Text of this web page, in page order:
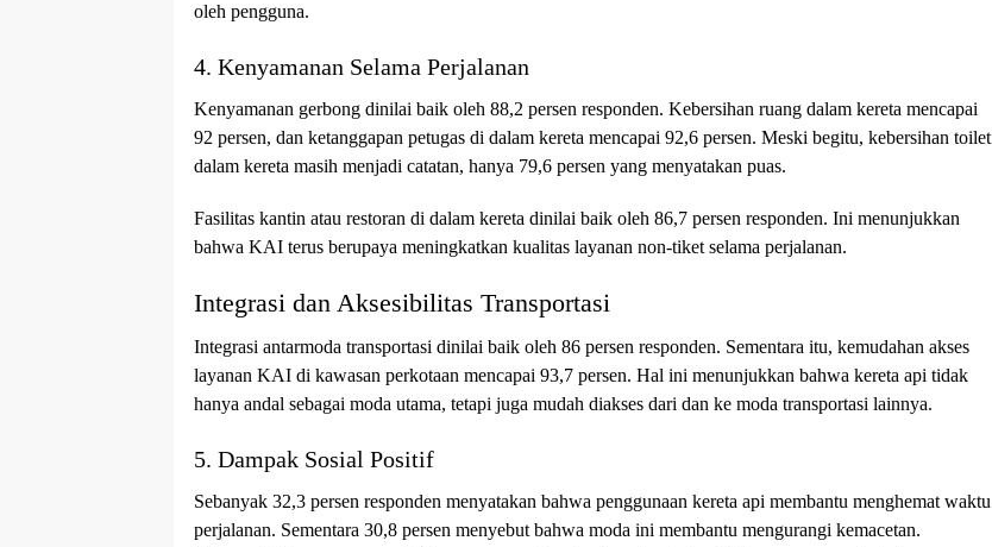
oleh pengguna.
4. Kenyamanan Selama Perjalanan
Kenyamanan gerbong dinilai baik oleh 88,2 persen responden. Kebersihan ruang dalam kereta mencapai
92 persen, dan ketanggapan petugas di dalam kereta mencapai 92,6 persen. Meski begitu, kebersihan toilet
dalam kereta masih menjadi catatan, hanya 79,6 persen yang menyatakan puas.
Fasilitas kantin atau restoran di dalam kereta dinilai baik oleh 86,7 persen responden. Ini menunjukkan
bahwa KAI terus berupaya meningkatkan kualitas layanan non-tiket selama perjalanan.
Integrasi dan Aksesibilitas Transportasi
Integrasi antarmoda transportasi dinilai baik oleh 86 persen responden. Sementara itu, kemudahan akses
layanan KAI di kawasan perkotaan mencapai 93,7 persen. Hal ini menunjukkan bahwa kereta api tidak
hanya andal sebagai moda utama, tetapi juga mudah diakses dari dan ke moda transportasi lainnya.
5. Dampak Sosial Positif
Sebanyak 32,3 persen responden menyatakan bahwa penggunaan kereta api membantu menghemat waktu
perjalanan. Sementara 30,8 persen menyebut bahwa moda ini membantu mengurangi kemacetan.